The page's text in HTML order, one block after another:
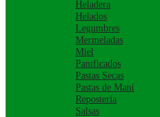
Heladera
Helados
Legumbres
Mermeladas
Miel
Panificados
Pastas Secas
Pastas de Maní
Repostería
Salsas